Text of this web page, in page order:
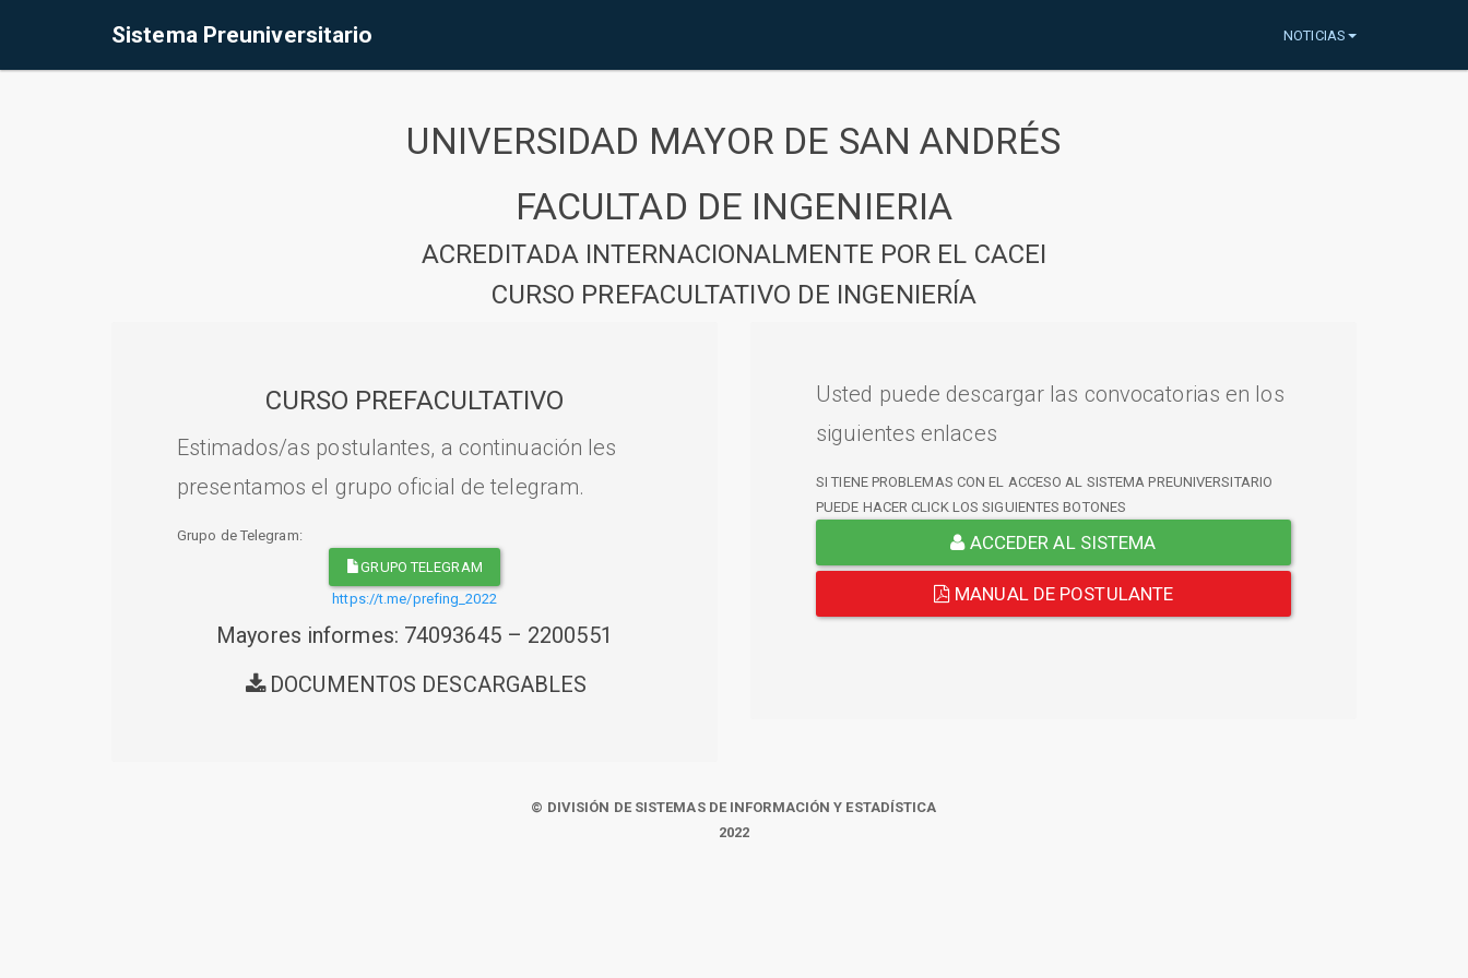
Sistema Preuniversitario NOTICIAS
UNIVERSIDAD MAYOR DE SAN ANDRÉS
FACULTAD DE INGENIERIA
ACREDITADA INTERNACIONALMENTE POR EL CACEI
CURSO PREFACULTATIVO DE INGENIERÍA
CURSO PREFACULTATIVO
Estimados/as postulantes, a continuación les
presentamos el grupo oficial de telegram.
Grupo de Telegram:
GRUPO TELEGRAM
https://t.me/prefing_2022
Mayores informes: 74093645 – 2200551
DOCUMENTOS DESCARGABLES
Usted puede descargar las convocatorias en los
siguientes enlaces
SI TIENE PROBLEMAS CON EL ACCESO AL SISTEMA PREUNIVERSITARIO
PUEDE HACER CLICK LOS SIGUIENTES BOTONES
ACCEDER AL SISTEMA
MANUAL DE POSTULANTE
© DIVISIÓN DE SISTEMAS DE INFORMACIÓN Y ESTADÍSTICA
2022